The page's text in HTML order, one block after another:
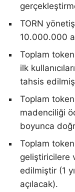
TORN
10.000.000
Toplam token
ilk
tahsis
Toplam token
madenciliği
boyunca
Toplam token
geliştiricilere
edilmiştir (1
açılacak).